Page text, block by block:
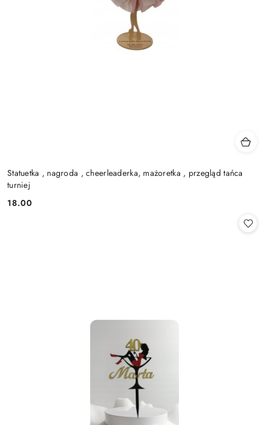
Statuetka , nagroda , cheerleaderka, mażoretka , przegląd tańca
turniej
Cena:
18.00